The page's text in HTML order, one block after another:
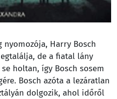
nyomozója, Harry Bosch
de a fiatal lány
holtan, így Bosch sosem
Bosch azóta a lezáratlan
dolgozik, ahol időről